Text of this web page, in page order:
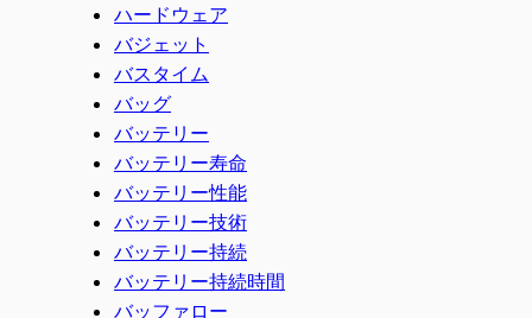
ハードウェア
バジェット
バスタイム
バッグ
バッテリー
バッテリー寿命
バッテリー性能
バッテリー技術
バッテリー持続
バッテリー持続時間
バッファロー